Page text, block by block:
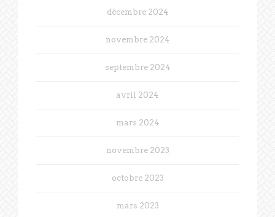
décembre 2024
novembre 2024
septembre 2024
avril 2024
mars 2024
novembre 2023
octobre 2023
mars 2023